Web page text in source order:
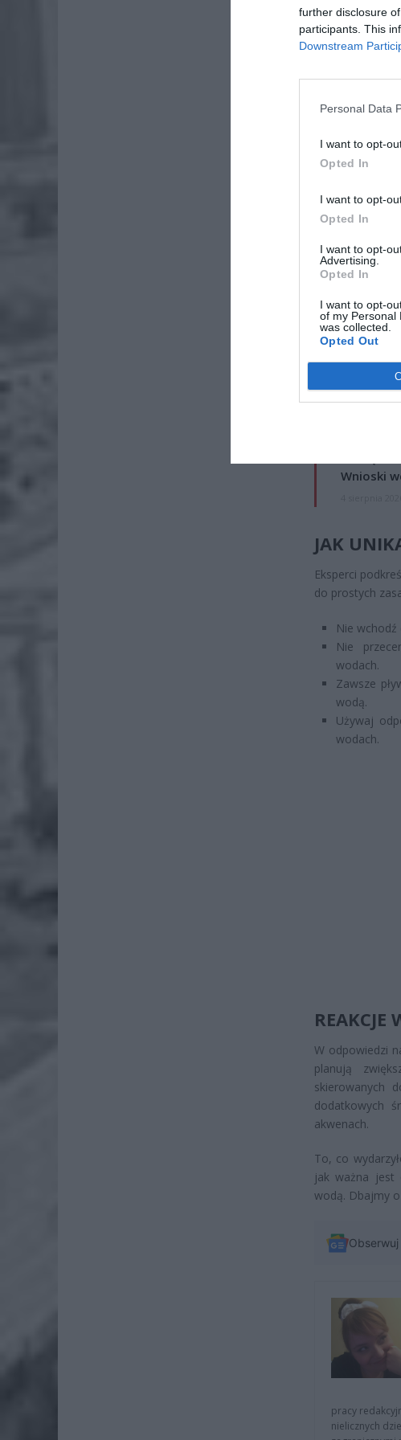
further disclosure
participants. This
Downstream
Personal Data
I want to opt-
Opted In
I want to opt-
Opted In
I want to opt-
Advertising.
Opted In
I want to opt-
of my Personal
was collected.
Opted Out
Należy
w nieznanych
ograniczenie
ZOBACZ
Lidl
początek
4 sierpnia
Wnioski
JAK
Eksperci
do prostych
Nie
Nie
wodach.
Zawsze
wodą.
Używaj
wodach.
REAKCJE
W odpowiedzi
planują
skierowanych
dodatkowych
akwenach.
To, co
jak ważna jest
wodą. Dbajmy o
pracy
nielicznych